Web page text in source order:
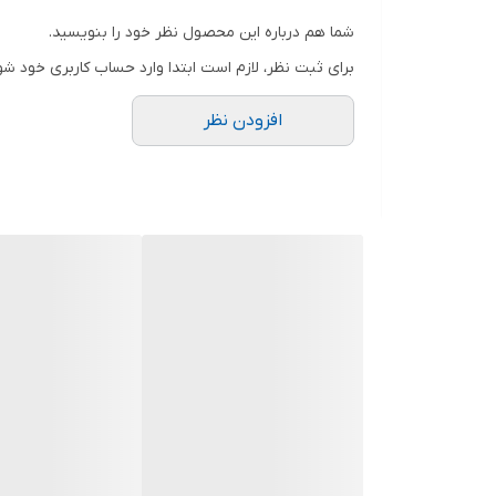
شما هم درباره این محصول نظر خود را بنویسید.
برای ثبت نظر، لازم است ابتدا وارد حساب کاربری خود
افزودن نظر